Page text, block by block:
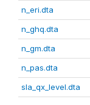
n_eri.dta
n_ghq.dta
n_gm.dta
n_pas.dta
sla_qx_level.dta